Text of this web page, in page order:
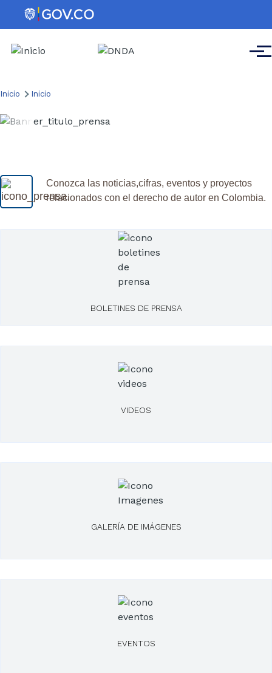
Pasar al contenido principal
Ruta
de
navegación
Inicio Inicio
Sala de prensa
Conozca las noticias,cifras, eventos y proyectos
relacionados con el derecho de autor en Colombia.
BOLETINES DE PRENSA
VIDEOS
GALERÍA DE IMÁGENES
EVENTOS